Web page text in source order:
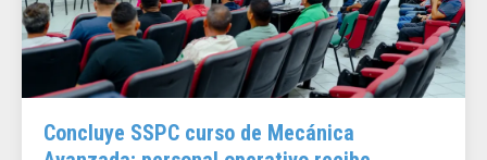
Concluye SSPC curso de Mecánica